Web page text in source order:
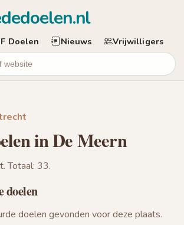
Doelen Nieuws Vrijwilligers
in De Meern
Totaal: 33.
doelen
doelen gevonden voor deze plaats.